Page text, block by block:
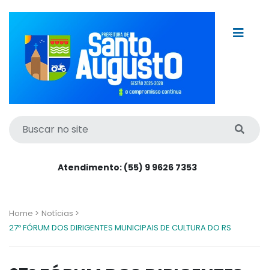
Atendimento: (55) 9 9626 7353
Home > Notícias >
27º FÓRUM DOS DIRIGENTES MUNICIPAIS DE CULTURA DO RS